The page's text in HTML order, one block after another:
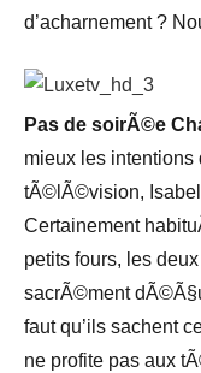
d’acharnement ?
Pas de soirÃ©e
mieux les intentions
tÃ©lÃ©vision,
Certainement
petits fours, les
sacrÃ©ment
faut qu’ils sachent
ne profite pas aux